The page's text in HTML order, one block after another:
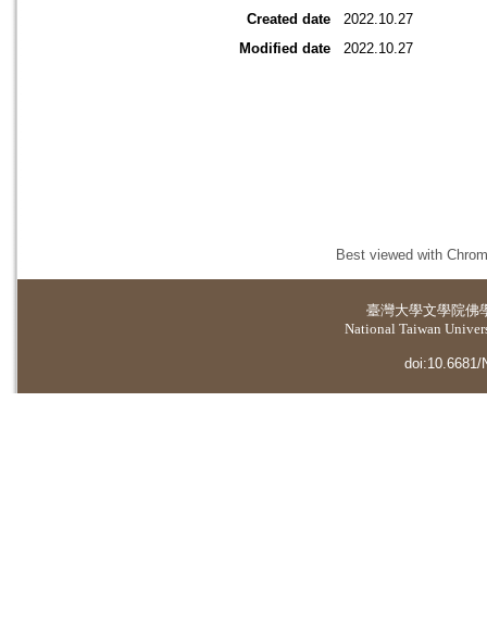
Created date
2022.10.27
Modified date
2022.10.27
Best viewed with
臺灣大學文學院佛
National Taiwan
doi:10.6681/